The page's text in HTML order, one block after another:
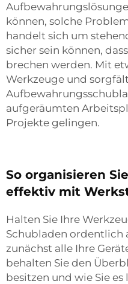
können, solche
handelt sich um
sicher sein können,
brechen werden. Mit
Werkzeuge und
aufgeräumten
Projekte gelingen.
So organisieren
effektiv mit
Halten Sie Ihre
Schubladen ordentlich
zunächst alle Ihre
behalten Sie den
besitzen und wie Sie